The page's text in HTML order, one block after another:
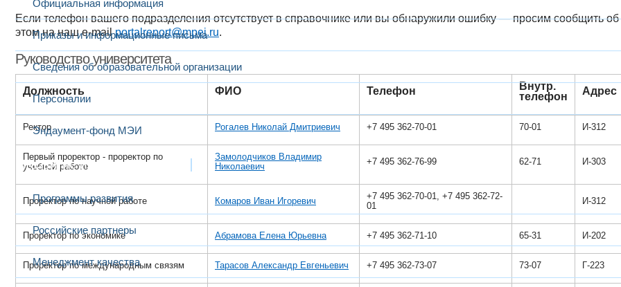
Официальная информация
Приказы и информационные письма
Сведения об образовательной организации
Персоналии
Эндаумент-фонд МЭИ
Развитие и сотрудничество
Программы развития
Российские партнеры
Менеджмент качества
Если телефон вашего подразделения отсутствует в справочнике или вы обнаружили ошибку — просим сообщить об
этом на наш e-mailportalreport@mpei.ru.
Руководство университета
Должность ФИО Телефон
Внутр.
телефон
Адрес
Ректор Рогалев Николай Дмитриевич +7 495 362-70-01 70-01 И-312
Первый проректор - проректор по
учебной работе
Замолодчиков Владимир
Николаевич
+7 495 362-76-99 62-71 И-303
Проректор по научной работе Комаров Иван Игоревич​
+7 495 362-70-​01, +7 495 362-72-
01
И-312
Проректор по экономике Абрамова Елен​а Юрьевна +7 495 362-71-10 65-31 И-202
Проректор по международным связям Тарасов Александр Евгеньевич +7 495 362-73-07 73-07 Г-223